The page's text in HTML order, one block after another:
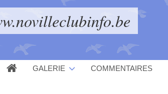
GALERIE COMMENTAIRES